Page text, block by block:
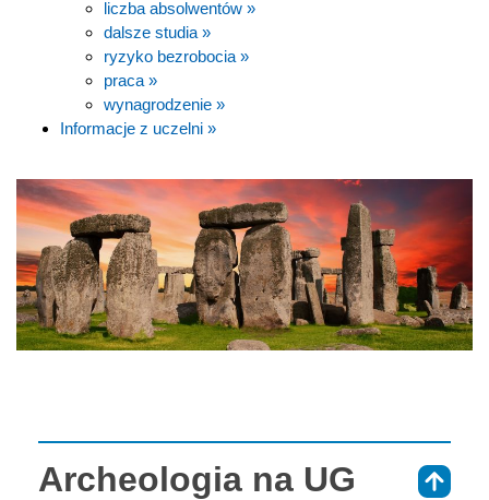
liczba absolwentów »
dalsze studia »
ryzyko bezrobocia »
praca »
wynagrodzenie »
Informacje z uczelni »
Archeologia na UG